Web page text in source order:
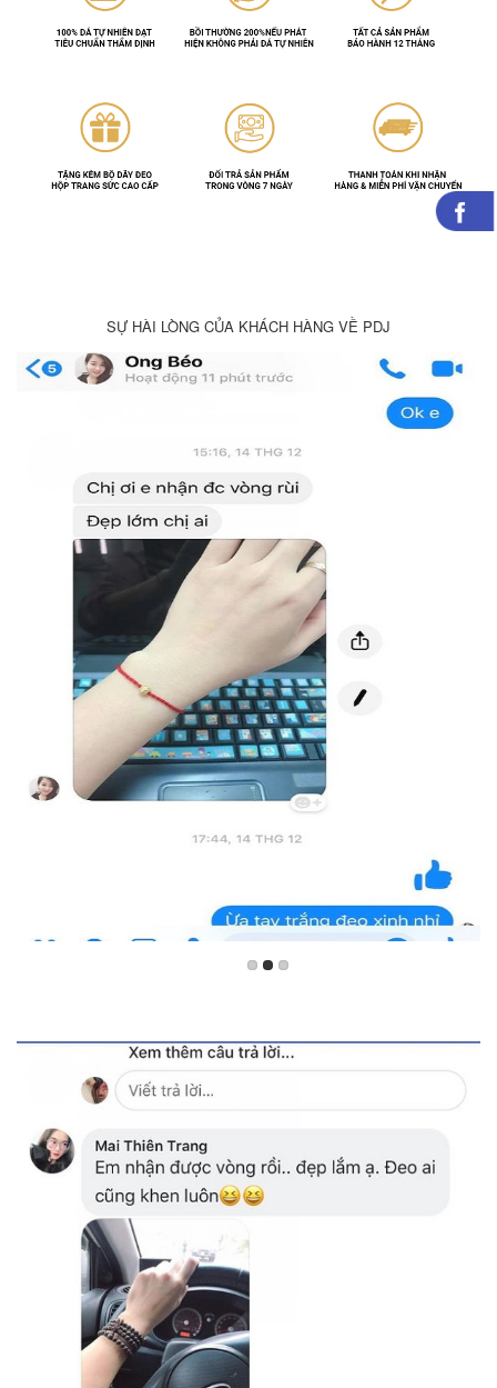
SỰ HÀI LÒNG CỦA KHÁCH HÀNG VỀ PDJ